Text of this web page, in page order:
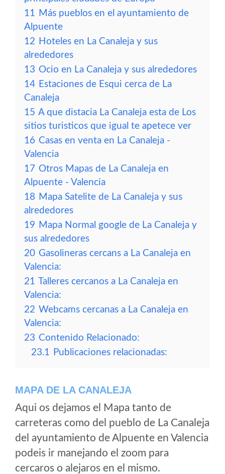
11 Más pueblos en el ayuntamiento de
Alpuente
12 Hoteles en La Canaleja y sus
alrededores
13 Ocio en La Canaleja y sus alrededores
14 Estaciones de Esqui cerca de La
Canaleja
15 A que distacia La Canaleja esta de Los
sitios turisticos que igual te apetece ver
16 Casas en venta en La Canaleja -
Valencia
17 Otros Mapas de La Canaleja en
Alpuente - Valencia
18 Mapa Satelite de La Canaleja y sus
alrededores
19 Mapa Normal google de La Canaleja y
sus alrededores
20 Gasolineras cercans a La Canaleja en
Valencia:
21 Talleres cercanos a La Canaleja en
Valencia:
22 Webcams cercanas a La Canaleja en
Valencia:
23 Contenido Relacionado:
23.1 Publicaciones relacionadas:
MAPA DE LA CANALEJA
Aqui os dejamos el Mapa tanto de
carreteras como del pueblo de La Canaleja
del ayuntamiento de Alpuente en Valencia
podeis ir manejando el zoom para
cercaros o alejaros en el mismo.